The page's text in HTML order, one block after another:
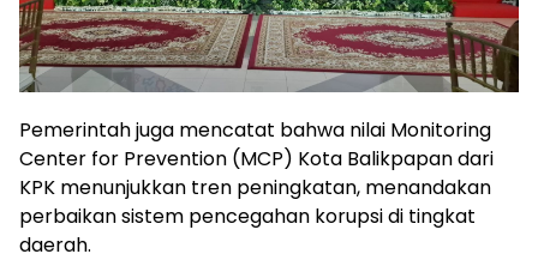
Pemerintah juga mencatat bahwa nilai Monitoring
Center for Prevention (MCP) Kota Balikpapan dari
KPK menunjukkan tren peningkatan, menandakan
perbaikan sistem pencegahan korupsi di tingkat
daerah.